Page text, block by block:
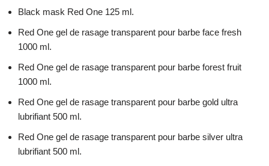
Black mask Red One 125 ml.
Red One gel de rasage transparent pour barbe face fresh
1000 ml.
Red One gel de rasage transparent pour barbe forest fruit
1000 ml.
Red One gel de rasage transparent pour barbe gold ultra
lubrifiant 500 ml.
Red One gel de rasage transparent pour barbe silver ultra
lubrifiant 500 ml.